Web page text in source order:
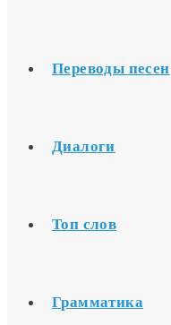
Переводы песен
Диалоги
Топ слов
Грамматика